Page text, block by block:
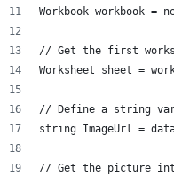
Workbook workbook =
// Get the first
Worksheet sheet =
// Define a string
string ImageUrl =
// Get the picture